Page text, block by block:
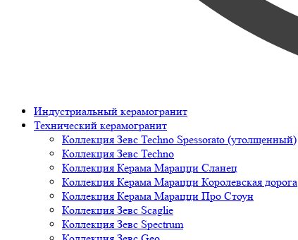
Индустриальный керамогранит
Технический керамогранит
Коллекция Зевс Techno Spessorato (утолщенный)
Коллекция Зевс Techno
Коллекция Керама Марацци Сланец
Коллекция Керама Марацци Королевская дорога
Коллекция Керама Марацци Про Стоун
Коллекция Зевс Scaglie
Коллекция Зевс Spectrum